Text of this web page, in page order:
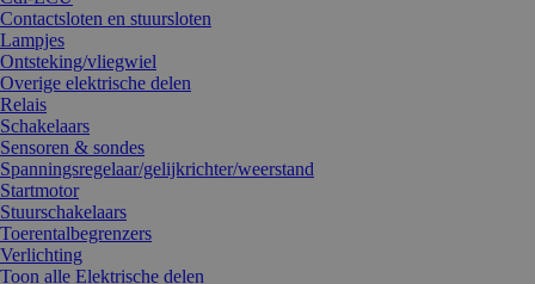
Contactsloten en stuursloten
Lampjes
Ontsteking/vliegwiel
Overige elektrische delen
Relais
Schakelaars
Sensoren & sondes
Spanningsregelaar/gelijkrichter/weerstand
Startmotor
Stuurschakelaars
Toerentalbegrenzers
Verlichting
Toon alle Elektrische delen